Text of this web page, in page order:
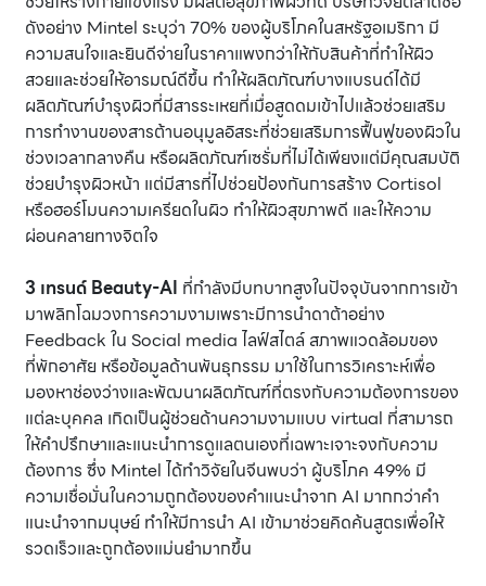
ดังอย่าง Mintel ระบุว่า 70% ของผู้บริโภคในสหรัฐอเมริกา มี
ความสนใจและยินดีจ่ายในราคาแพงกว่าให้กับสินค้าที่ทำให้ผิว
สวยและช่วยให้อารมณ์ดีขึ้น ทำให้ผลิตภัณฑ์บางแบรนด์ได้มี
ผลิตภัณฑ์บำรุงผิวที่มีสารระเหยที่เมื่อสูดดมเข้าไปแล้วช่วยเสริม
การทำงานของสารต้านอนุมูลอิสระที่ช่วยเสริมการฟื้นฟูของผิวใน
ช่วงเวลากลางคืน หรือผลิตภัณฑ์เซรั่มที่ไม่ได้เพียงแต่มีคุณสมบัติ
ช่วยบำรุงผิวหน้า แต่มีสารที่ไปช่วยป้องกันการสร้าง Cortisol
หรือฮอร์โมนความเครียดในผิว ทำให้ผิวสุขภาพดี และให้ความ
ผ่อนคลายทางจิตใจ
3 เทรนด์ Beauty-AI ที่กำลังมีบทบาทสูงในปัจจุบันจากการเข้า
มาพลิกโฉมวงการความงามเพราะมีการนำดาต้าอย่าง
Feedback ใน Social media ไลฟ์สไตล์ สภาพแวดล้อมของ
ที่พักอาศัย หรือข้อมูลด้านพันธุกรรม มาใช้ในการวิเคราะห์เพื่อ
มองหาช่องว่างและพัฒนาผลิตภัณฑ์ที่ตรงกับความต้องการของ
แต่ละบุคคล เกิดเป็นผู้ช่วยด้านความงามแบบ virtual ที่สามารถ
ให้คำปรึกษาและแนะนำการดูแลตนเองที่เฉพาะเจาะจงกับความ
ต้องการ ซึ่ง Mintel ได้ทำวิจัยในจีนพบว่า ผู้บริโภค 49% มี
ความเชื่อมั่นในความถูกต้องของคำแนะนำจาก AI มากกว่าคำ
แนะนำจากมนุษย์ ทำให้มีการนำ AI เข้ามาช่วยคิดค้นสูตรเพื่อให้
รวดเร็วและถูกต้องแม่นยำมากขึ้น